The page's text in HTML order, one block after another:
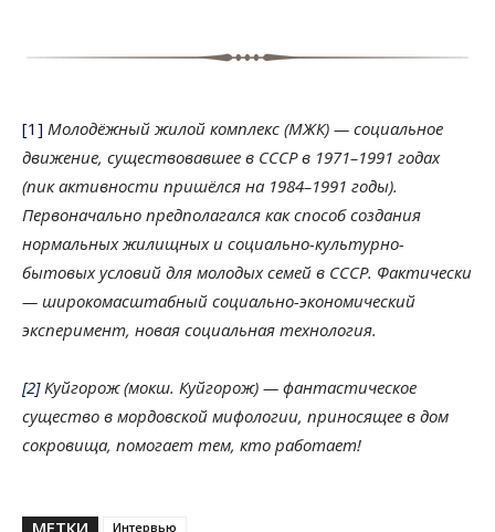
[1] Молодёжный жилой комплекс (МЖК) — социальное
движение, существовавшее в СССР в 1971–1991 годах
(пик активности пришёлся на 1984–1991 годы).
Первоначально предполагался как способ создания
нормальных жилищных и социально-культурно-
бытовых условий для молодых семей в СССР. Фактически
— широкомасштабный социально-экономический
эксперимент, новая социальная технология.
[2]Куйгорож (мокш. Куйгорож) — фантастическое
существо в мордовской мифологии, приносящее в дом
сокровища, помогает тем, кто работает!
Интервью